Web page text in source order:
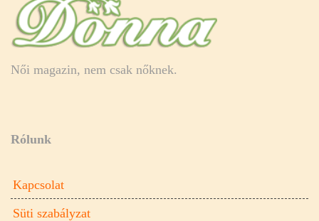
Női magazin, nem csak nőknek.
Rólunk
Kapcsolat
Süti szabályzat